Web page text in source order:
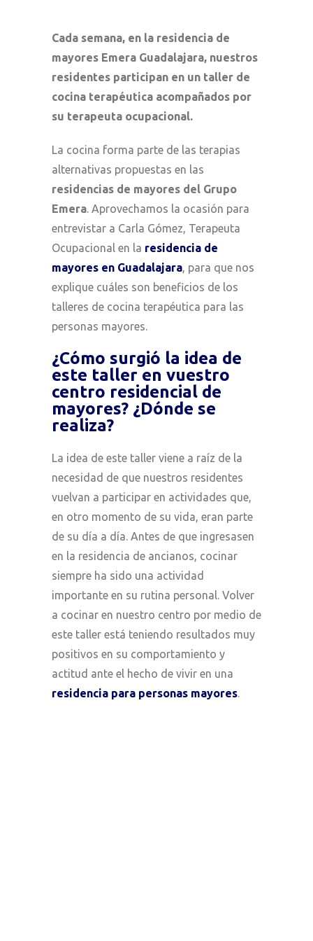
Cada semana, en la residencia de
mayores Emera Guadalajara, nuestros
residentes participan en un taller de
cocina terapéutica acompañados por
su terapeuta ocupacional.
La cocina forma parte de las terapias
alternativas propuestas en las
residencias de mayores del Grupo
Emera. Aprovechamos la ocasión para
entrevistar a Carla Gómez, Terapeuta
Ocupacional en la residencia de
mayores en Guadalajara, para que nos
explique cuáles son beneficios de los
talleres de cocina terapéutica para las
personas mayores.
¿Cómo surgió la idea de
este taller en vuestro
centro residencial de
mayores? ¿Dónde se
realiza?
La idea de este taller viene a raíz de la
necesidad de que nuestros residentes
vuelvan a participar en actividades que,
en otro momento de su vida, eran parte
de su día a día. Antes de que ingresasen
en la residencia de ancianos, cocinar
siempre ha sido una actividad
importante en su rutina personal. Volver
a cocinar en nuestro centro por medio de
este taller está teniendo resultados muy
positivos en su comportamiento y
actitud ante el hecho de vivir en una
residencia para personas mayores.